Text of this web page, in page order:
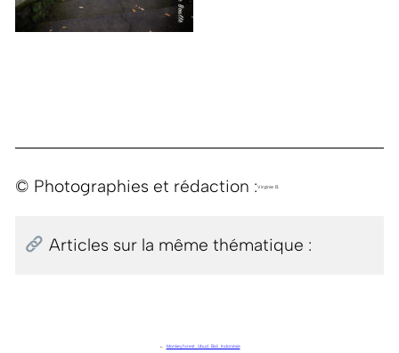
© Photographies et rédaction :Virginie B.
Articles sur la même thématique :
← Monkey forest . Ubud . Bali . Indonésie